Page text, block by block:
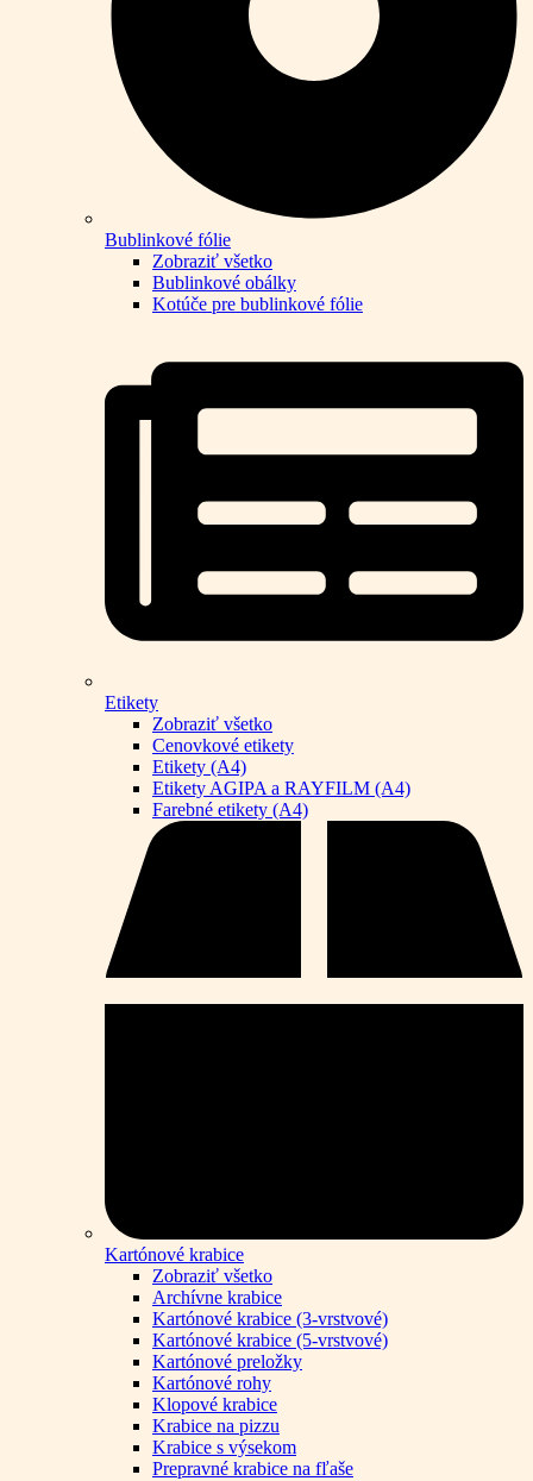
Bublinkové fólie
Zobraziť všetko
Bublinkové obálky
Kotúče pre bublinkové fólie
Etikety
Zobraziť všetko
Cenovkové etikety
Etikety (A4)
Etikety AGIPA a RAYFILM (A4)
Farebné etikety (A4)
Kartónové krabice
Zobraziť všetko
Archívne krabice
Kartónové krabice (3-vrstvové)
Kartónové krabice (5-vrstvové)
Kartónové preložky
Kartónové rohy
Klopové krabice
Krabice na pizzu
Krabice s výsekom
Prepravné krabice na fľaše